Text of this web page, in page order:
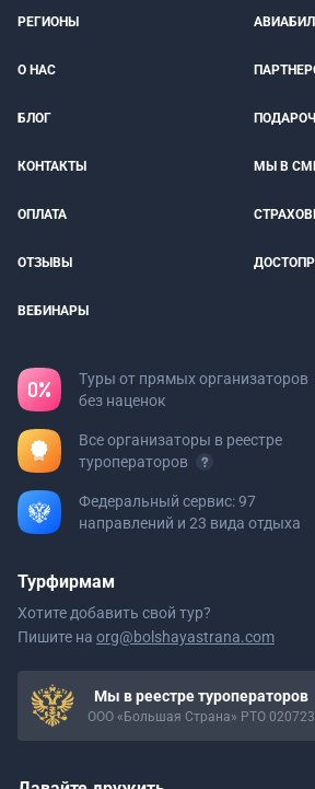
РЕГИОНЫ
О НАС
БЛОГ
КОНТАКТЫ МЫ В
ОПЛАТА
ОТЗЫВЫ
ВЕБИНАРЫ
Туры от прямых организаторов
без наценок
Все организаторы в реестре
туроператоров
Федеральный сервис: 97
направлений и 23 вида отдыха
Турфирмам
Хотите добавить свой тур?
Пишите на org@bolshayastrana.com
Мы в реестре туроператоров
ООО «Большая Страна» РТО 020723